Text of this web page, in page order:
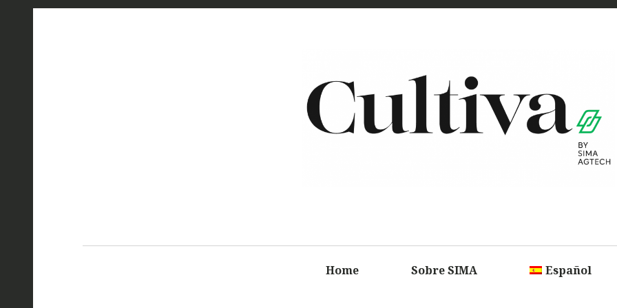
CULTIV
Home Sobre SIMA Español